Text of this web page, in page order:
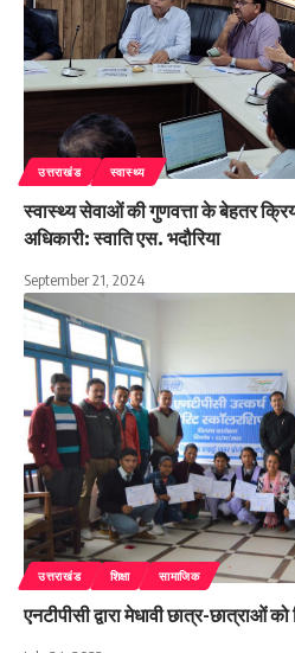
उत्तराखंड स्वास्थ्य
स्वास्थ्य सेवाओं की गुणवत्ता के बेहतर
अधिकारी: स्वाति एस. भदौरिया
September 21, 2024
उत्तराखंड शिक्षा सामाजिक
एनटीपीसी द्वारा मेधावी छात्र-छात्राओं